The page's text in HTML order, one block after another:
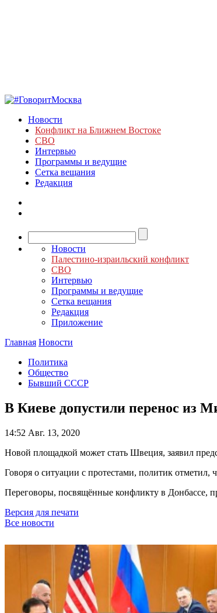
Новости
Конфликт на Ближнем Востоке
СВО
Интервью
Программы и ведущие
Сетка вещания
Редакция
Новости
Палестино-израильский конфликт
СВО
Интервью
Программы и ведущие
Сетка вещания
Редакция
Приложение
Главная Новости
Политика
Общество
Бывший СССР
В Киеве допустили перенос из
14:52 Авг. 13, 2020
Новой площадкой может стать Швеция, заявил
Говоря о ситуации с протестами, политик
Переговоры, посвящённые конфликту в Донбассе,
Версия для печати
Все новости